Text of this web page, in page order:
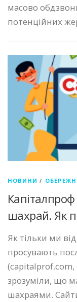
масово
потенційних
НОВИНИ /
шахрай. Як
Як тільки ми
просувають
(capitalprof.com,
зрозуміли, що
шахраями.